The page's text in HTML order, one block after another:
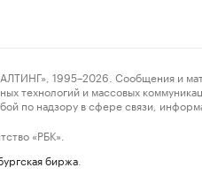
1995–2026. Сообщения и
технологий и массовых
по надзору в сфере связи,
«РБК».
биржа